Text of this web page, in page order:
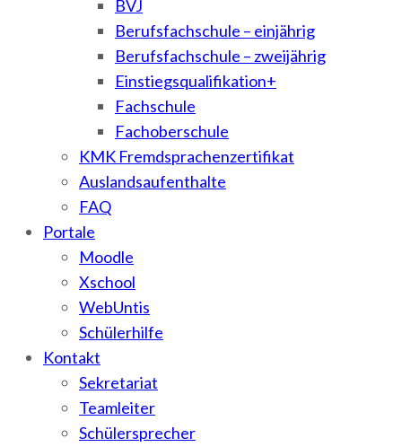
BVJ
Berufsfachschule – einjährig
Berufsfachschule – zweijährig
Einstiegsqualifikation+
Fachschule
Fachoberschule
KMK Fremdsprachenzertifikat
Auslandsaufenthalte
FAQ
Portale
Moodle
Xschool
WebUntis
Schülerhilfe
Kontakt
Sekretariat
Teamleiter
Schülersprecher